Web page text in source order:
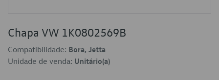
Chapa VW 1K0802569B
Compatibilidade: Bora, Jetta
Unidade de venda: Unitário(a)